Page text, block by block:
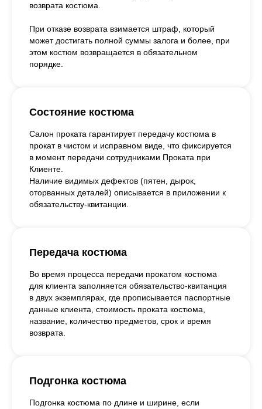
возврата костюма.
При отказе возврата взимается штраф, который
может достигать полной суммы залога и более, при
этом костюм возвращается в обязательном
порядке.
Состояние костюма
Салон проката гарантирует передачу костюма в
прокат в чистом и исправном виде, что фиксируется
в момент передачи сотрудниками Проката при
Клиенте.
Наличие видимых дефектов (пятен, дырок,
оторванных деталей) описывается в приложении к
обязательству-квитанции.
Передача костюма
Во время процесса передачи прокатом костюма
для клиента заполняется обязательство-квитанция
в двух экземплярах, где прописывается паспортные
данные клиента, стоимость проката костюма,
название, количество предметов, срок и время
возврата.
Подгонка костюма
Подгонка костюма по длине и ширине, если